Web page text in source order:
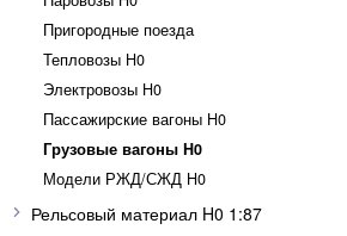
Пригородные поезда
Тепловозы H0
Электровозы H0
Пассажирские вагоны H0
Грузовые вагоны H0
Модели РЖД/СЖД H0
Рельсовый материал H0 1:87